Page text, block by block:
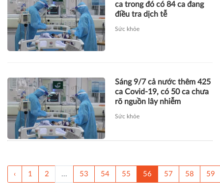
ca trong đó có 84 ca đang
điều tra dịch tễ
Sức khỏe
Sáng 9/7 cả nước thêm 425
ca Covid-19, có 50 ca chưa
rõ nguồn lây nhiễm
Sức khỏe
‹ 1 2 ... 53 54 55 56 57 58 59